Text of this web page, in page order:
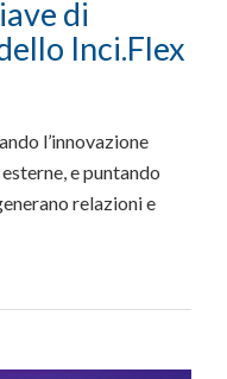
di
Inci.Flex
l’innovazione
e puntando
relazioni e